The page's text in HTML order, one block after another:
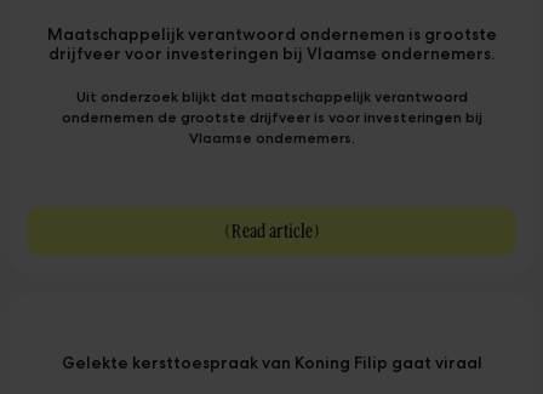
Maatschappelijk verantwoord ondernemen is grootste
drijfveer voor investeringen bij Vlaamse ondernemers.
Uit onderzoek blijkt dat maatschappelijk verantwoord
ondernemen de grootste drijfveer is voor investeringen bij
Vlaamse ondernemers.
(Read article)
Gelekte kersttoespraak van Koning Filip gaat viraal